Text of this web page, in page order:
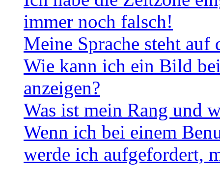
immer noch falsch!
Meine Sprache steht
Wie kann ich ein Bild
anzeigen?
Was ist mein Rang und
Wenn ich bei einem
werde ich aufgefordert,